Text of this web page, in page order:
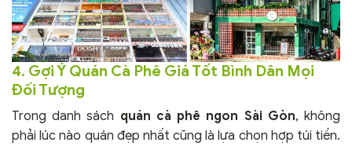
4. Gợi Ý Quán Cà Phê Giá Tốt Bình Dân Mọi
Đối Tượng
Trong danh sách quán cà phê ngon Sài Gòn, không
phải lúc nào quán đẹp nhất cũng là lựa chọn hợp túi tiền.